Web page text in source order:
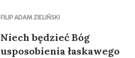
FILIP ADAM ZIELIŃSKI
Niech będzieć Bóg
usposobienia łaskawego